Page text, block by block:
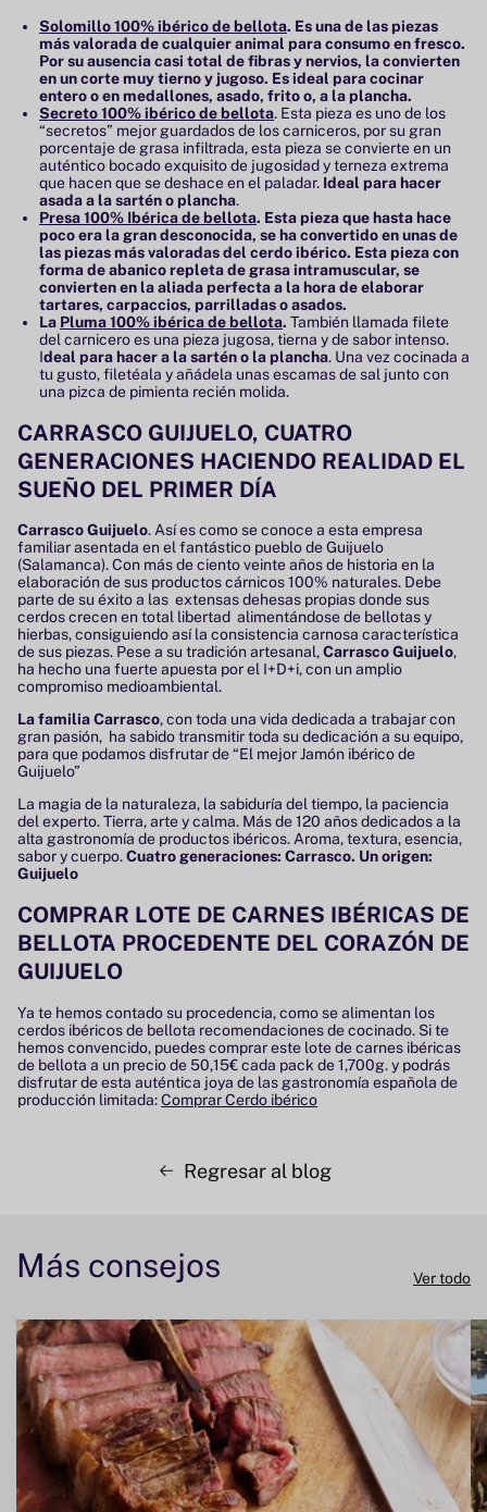
Solomillo 100% ibérico de bellota. Es una de las piezas
más valorada de cualquier animal para consumo en fresco.
Por su ausencia casi total de fibras y nervios, la convierten
en un corte muy tierno y jugoso. Es ideal para cocinar
entero o en medallones, asado, frito o, a la plancha.
Secreto 100% ibérico de bellota. Esta pieza es uno de los
“secretos” mejor guardados de los carniceros, por su gran
porcentaje de grasa infiltrada, esta pieza se convierte en un
auténtico bocado exquisito de jugosidad y terneza extrema
que hacen que se deshace en el paladar. Ideal para hacer
asada a la sartén o plancha.
Presa 100% Ibérica de bellota. Esta pieza que hasta hace
poco era la gran desconocida, se ha convertido en unas de
las piezas más valoradas del cerdo ibérico. Esta pieza con
forma de abanico repleta de grasa intramuscular, se
convierten en la aliada perfecta a la hora de elaborar
tartares, carpaccios, parrilladas o asados.
La Pluma 100% ibérica de bellota. También llamada filete
del carnicero es una pieza jugosa, tierna y de sabor intenso.
Ideal para hacer a la sartén o la plancha. Una vez cocinada a
tu gusto, filetéala y añádela unas escamas de sal junto con
una pizca de pimienta recién molida.
CARRASCO GUIJUELO, CUATRO
GENERACIONES HACIENDO REALIDAD EL
SUEÑO DEL PRIMER DÍA
Carrasco Guijuelo. Así es como se conoce a esta empresa
familiar asentada en el fantástico pueblo de Guijuelo
(Salamanca). Con más de ciento veinte años de historia en la
elaboración de sus productos cárnicos 100% naturales. Debe
parte de su éxito a las extensas dehesas propias donde sus
cerdos crecen en total libertad alimentándose de bellotas y
hierbas, consiguiendo así la consistencia carnosa característica
de sus piezas. Pese a su tradición artesanal,Carrasco Guijuelo,
ha hecho una fuerte apuesta por el I+D+i, con un amplio
compromiso medioambiental.
La familia Carrasco, con toda una vida dedicada a trabajar con
gran pasión, ha sabido transmitir toda su dedicación a su equipo,
para que podamos disfrutar de “El mejor Jamón ibérico de
Guijuelo”
La magia de la naturaleza, la sabiduría del tiempo, la paciencia
del experto. Tierra, arte y calma. Más de 120 años dedicados a la
alta gastronomía de productos ibéricos. Aroma, textura, esencia,
sabor y cuerpo.Cuatro generaciones: Carrasco. Un origen:
Guijuelo
COMPRAR LOTE DE CARNES IBÉRICAS DE
BELLOTA PROCEDENTE DEL CORAZÓN DE
GUIJUELO
Ya te hemos contado su procedencia, como se alimentan los
cerdos ibéricos de bellota recomendaciones de cocinado. Si te
hemos convencido, puedes comprar este lote de carnes ibéricas
de bellota a un precio de 50,15€ cada pack de 1,700g. y podrás
disfrutar de esta auténtica joya de las gastronomía española de
producción limitada:Comprar Cerdo ibérico
Regresar al blog
Más consejos Ver todo